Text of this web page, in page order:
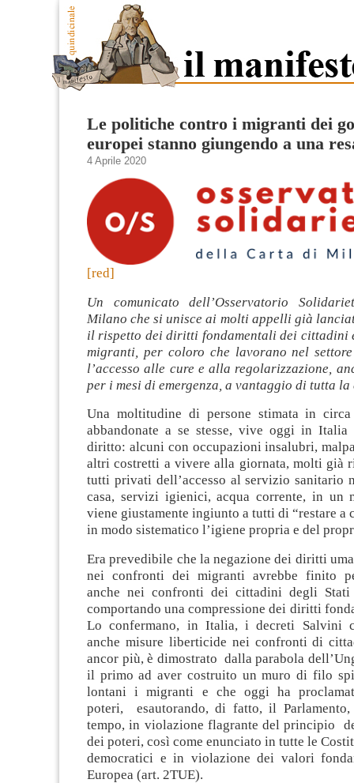
Le politiche contro i migranti dei
europei stanno giungendo a una
4 Aprile 2020
[red]
Un comunicato dell’Osservatorio
Milano che si unisce ai molti appelli già
il rispetto dei diritti fondamentali dei cittadini
migranti, per coloro che lavorano nel
l’accesso alle cure e alla regolarizzazione,
per i mesi di emergenza, a vantaggio di tutta
Una moltitudine di persone stimata in
abbandonate a se stesse, vive oggi in
diritto: alcuni con occupazioni insalubri,
altri costretti a vivere alla giornata, molti già
tutti privati dell’accesso al servizio sanitario
casa, servizi igienici, acqua corrente, in un
viene giustamente ingiunto a tutti di “restare a
in modo sistematico l’igiene propria e del
Era prevedibile che la negazione dei diritti
nei confronti dei migranti avrebbe finito
anche nei confronti dei cittadini degli
comportando una compressione dei diritti
Lo confermano, in Italia, i decreti Salvini
anche misure liberticide nei confronti di
ancor più, è dimostrato dalla parabola
il primo ad aver costruito un muro di filo
lontani i migranti e che oggi ha
poteri, esautorando, di fatto, il
tempo, in violazione flagrante del principio
dei poteri, così come enunciato in tutte le
democratici e in violazione dei valori
Europea (art. 2TUE).